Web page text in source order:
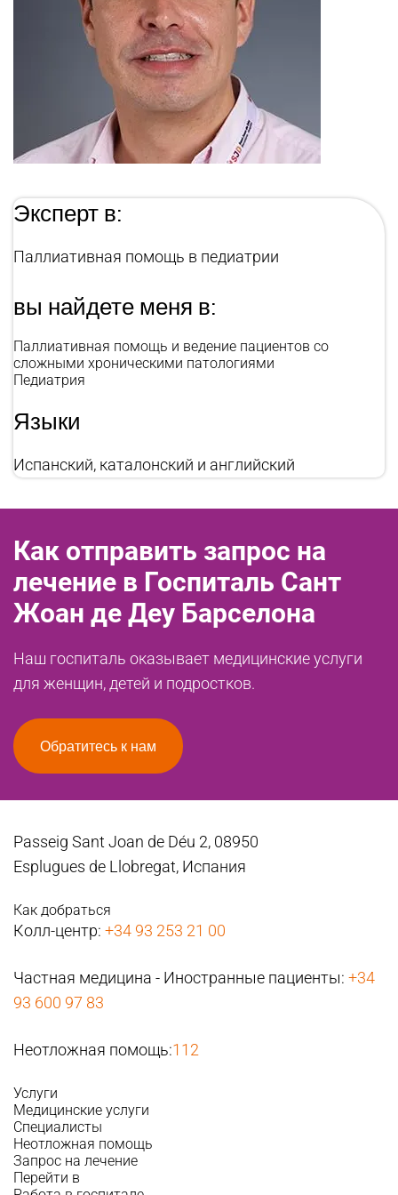
Эксперт в:
Паллиативная помощь в педиатрии
вы найдете меня в:
Паллиативная помощь и ведение пациентов со
сложными хроническими патологиями
Педиатрия
Языки
Испанский, каталонский и английский
Как отправить запрос на
лечение в Госпиталь Сант
Жоан де Деу Барселона
Наш госпиталь оказывает медицинские услуги
для женщин, детей и подростков.
Обратитесь к нам
Passeig Sant Joan de Déu 2, 08950
Esplugues de Llobregat, Испания
Как добраться
Колл-центр: +34 93 253 21 00
Частная медицина - Иностранные пациенты: +34
93 600 97 83
Неотложная помощь:112
Услуги
Медицинские услуги
Специалисты
Неотложная помощь
Запрос на лечение
Перейти в